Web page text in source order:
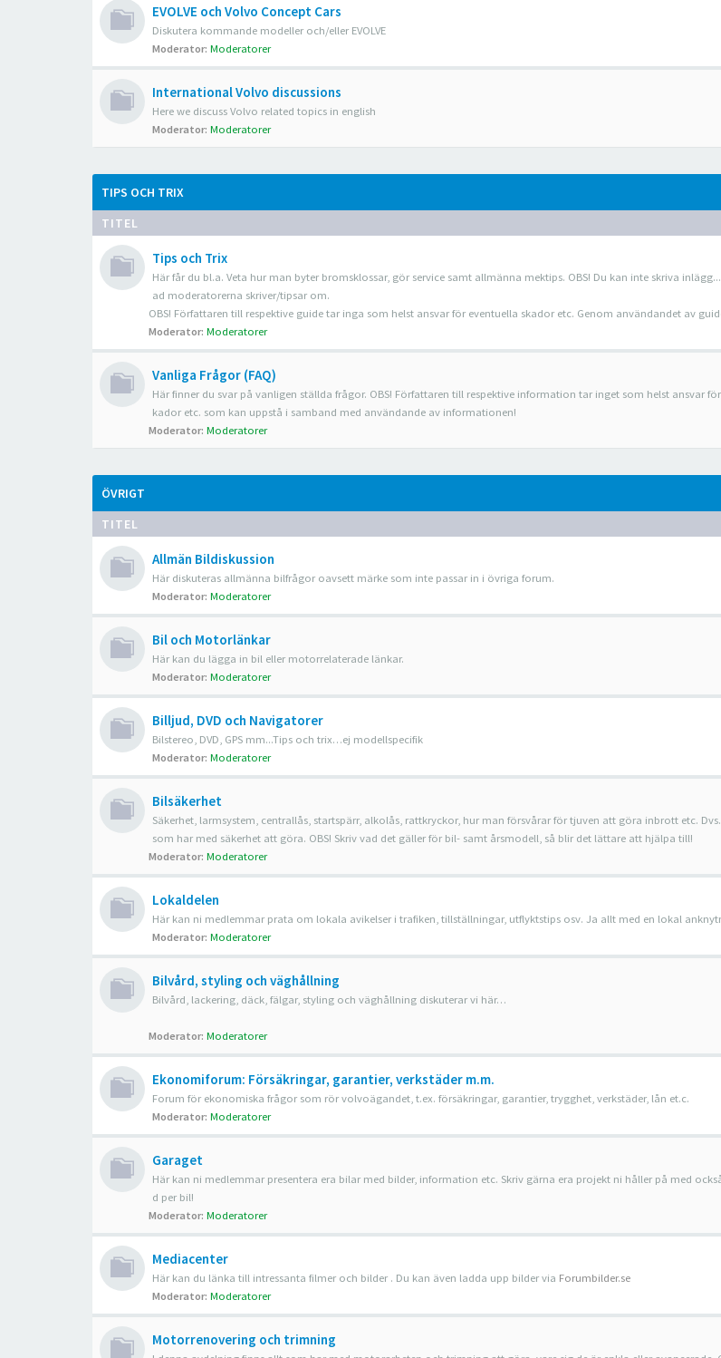
EVOLVE och Volvo Concept Cars
Diskutera kommande modeller och/eller EVOLVE
Moderator: Moderatorer
International Volvo discussions
Here we discuss Volvo related topics in english
Moderator: Moderatorer
TIPS OCH TRIX
TITEL
Tips och Trix
Här får du bl.a. Veta hur man byter bromsklossar, gör service samt allmänna mektips. OBS! Du kan inte skriva
ad moderatorerna skriver/tipsar om.
OBS! Författaren till respektive guide tar inga som helst ansvar för eventuella skador etc. Genom användandet av
Moderator: Moderatorer
Vanliga Frågor (FAQ)
Här finner du svar på vanligen ställda frågor. OBS! Författaren till respektive information tar inget som helst ansvar
kador etc. som kan uppstå i samband med användande av informationen!
Moderator: Moderatorer
ÖVRIGT
TITEL
Allmän Bildiskussion
Här diskuteras allmänna bilfrågor oavsett märke som inte passar in i övriga forum.
Moderator: Moderatorer
Bil och Motorlänkar
Här kan du lägga in bil eller motorrelaterade länkar.
Moderator: Moderatorer
Billjud, DVD och Navigatorer
Bilstereo, DVD, GPS mm...Tips och trix…ej modellspecifik
Moderator: Moderatorer
Bilsäkerhet
Säkerhet, larmsystem, centrallås, startspärr, alkolås, rattkryckor, hur man försvårar för tjuven att göra inbrott etc.
som har med säkerhet att göra. OBS! Skriv vad det gäller för bil- samt årsmodell, så blir det lättare att hjälpa till!
Moderator: Moderatorer
Lokaldelen
Här kan ni medlemmar prata om lokala avikelser i trafiken, tillställningar, utflyktstips osv. Ja allt med en lokal
Moderator: Moderatorer
Bilvård, styling och väghållning
Bilvård, lackering, däck, fälgar, styling och väghållning diskuterar vi här…
Moderator: Moderatorer
Ekonomiforum: Försäkringar, garantier, verkstäder m.m.
Forum för ekonomiska frågor som rör volvoägandet, t.ex. försäkringar, garantier, trygghet, verkstäder, lån et.c.
Moderator: Moderatorer
Garaget
Här kan ni medlemmar presentera era bilar med bilder, information etc. Skriv gärna era projekt ni håller på med
d per bil!
Moderator: Moderatorer
Mediacenter
Här kan du länka till intressanta filmer och bilder . Du kan även ladda upp bilder via Forumbilder.se
Moderator: Moderatorer
Motorrenovering och trimning